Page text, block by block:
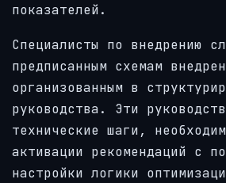
показателей.
Специалисты по внедрению
предписанным схемам
организованным в
руководства. Эти
технические шаги,
активации рекомендаций с
настройки логики